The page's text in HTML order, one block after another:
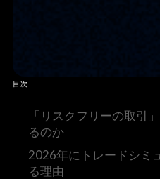
目次
「リスクフリーの取引
るのか
2026年にトレードシミ
る理由